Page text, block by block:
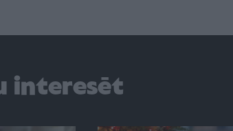
interesēt